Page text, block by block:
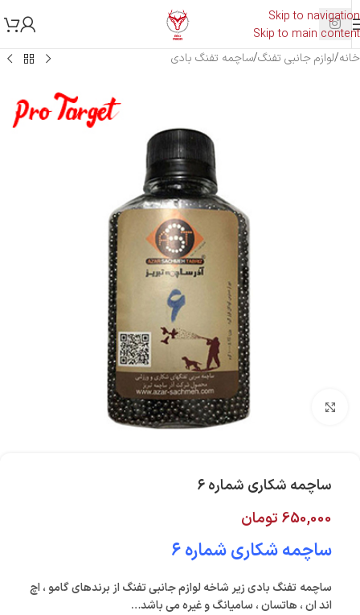
Skip to navigation
Skip to main content
خانه/لوازم جانبی تفنگ/ساچمه تفنگ بادی
بزرگنمایی تصویر
ساچمه شکاری شماره ۶
650,000 تومان
ساچمه شکاری شماره ۶
ساچمه تفنگ بادیزیر شاخه لوازم جانبی تفنگ از برندهایگامو ، اچ
اند ان، هاتسان، سامیانگ و غیره می باشد…